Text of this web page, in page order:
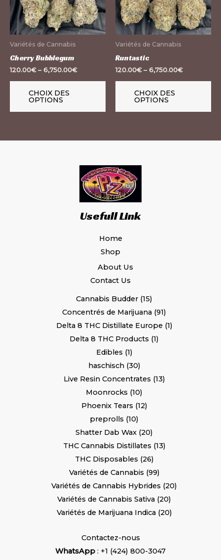
Variétés de Cannabis
Cherry Bubblegum
120.00€– 6,750.00€
CHOIX DES
OPTIONS
Les
options
Variétés de Cannabis
Runtastic
120.00€– 6,750.00€
CHOIX DES
OPTIONS
Usefull Link
Home
Shop
About Us
Contact Us
Cannabis Budder 15
Concentrés de Marijuana 91
Delta 8 THC Distillate Europe 1
Delta 8 THC Products 1
Edibles 1
haschisch 30
Live Resin Concentrates 13
Moonrocks 10
Phoenix Tears 12
preprolls 10
Shatter Dab Wax 20
THC Cannabis Distillates 13
THC Disposables 26
Variétés de Cannabis 99
Variétés de Cannabis Hybrides 20
Variétés de Cannabis Sativa 20
Variétés de Marijuana Indica 20
Contactez-nous
WhatsApp : +1 (424) 800-3047